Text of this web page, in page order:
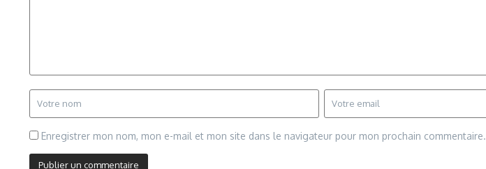
Enregistrer mon nom, mon e-mail et mon site dans le navigateur pour mon prochain commentaire.